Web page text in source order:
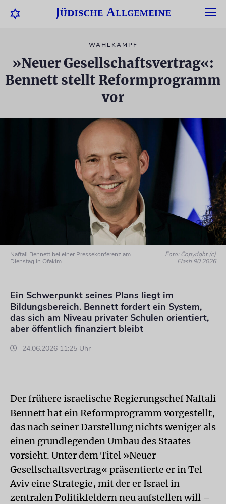
WAHLKAMPF
»Neuer Gesellschaftsvertrag«:
Bennett stellt Reformprogramm
vor
Naftali Bennett bei einer Pressekonferenz am
Dienstag in Ofakim
Foto: Copyright (c)
Flash 90 2026
Ein Schwerpunkt seines Plans liegt im
Bildungsbereich. Bennett fordert ein System,
das sich am Niveau privater Schulen orientiert,
aber öffentlich finanziert bleibt
24.06.2026 11:25 Uhr
Der frühere israelische Regierungschef Naftali
Bennett hat ein Reformprogramm vorgestellt,
das nach seiner Darstellung nichts weniger als
einen grundlegenden Umbau des Staates
vorsieht. Unter dem Titel »Neuer
Gesellschaftsvertrag« präsentierte er in Tel
Aviv eine Strategie, mit der er Israel in
zentralen Politikfeldern neu aufstellen will –